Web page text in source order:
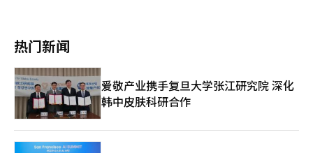
将着力恢复国民生活体育的常态化运作，加快公共体育基础设施建
设，强化面向老年人、青少年及残障人士的定制化项目，提高体育
讲师岗位的稳定性，力争迈向“体育福利国家”目标。 与此同
时，缩小生活体育与精英体育之间的结构性差距，协调体育团体自
治与公共责任，仍是社会关注的核心议题。政府还将系统检视并完
善支持2036年全州申办夏季奥运会的相关政策体系。 在旅游领
域，新政府将把受疫情重创的入境旅游市场作为优先课题，力争重
旅游战略，构建覆盖交通、住宿、导览等环节的系统化服务体系。
与过去不同，中国娱乐产业已显著成长，韩国娱乐公司如今进军中
于一体的国际级音乐盛典。 希杰娱乐音乐内容事业本部本部长辛
从业者，充分展现K-POP的全球竞争力与文化影响力。同时，主办
方也将回应广大粉丝的期待，打造独具创意的舞台与尖端科技交融
的精彩瞬间，奉献一场不容错过的韩流盛事。
水上自行车等平时难以接触的运动项目。该体验区设在纛岛汉江公
园风帆冲浪场，每日进行四场体验活动，每场仅限60人免费参与，
先到先得。 另一主打板块“休休闲闲汉江运动会”则为陆地运动
达人提供丰富内容，涵盖“奇趣锦标赛”、“休休闲闲端午
祭”、“韩流生存挑战游戏”、“首尔市民体能测试”及“汉江寻
宝游戏”等。 “奇趣锦标赛”尤为引人注目，由奥运奖牌得主与
市民共同参与，包括短道速滑选手沈锡希、跆拳道选手李多彬及手
球选手赵水渷，三人分别参与“背上布偶去溜冰”、“60秒踢踢踢
不停”与“接球号码猜猜猜”趣味项目。庆典期间还计划举办“盖
热门新闻
爱敬产业携手复旦大学张江研究院 深化
韩中皮肤科研合作